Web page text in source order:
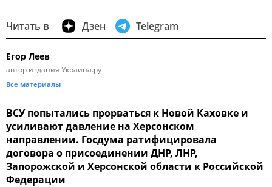
Читать в Дзен Telegram
Егор Леев
автор издания Украина.ру
Все материалы
ВСУ попытались прорваться к Новой Каховке и
усиливают давление на Херсонском
направлении. Госдума ратифицировала
договора о присоединении ДНР, ЛНР,
Запорожской и Херсонской области к Российской
Федерации